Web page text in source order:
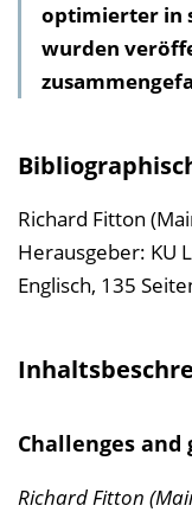
optimierter in
wurden
Richard Fitton
Herausgeber: KU
Englisch, 135
Challenges
Richard Fitton